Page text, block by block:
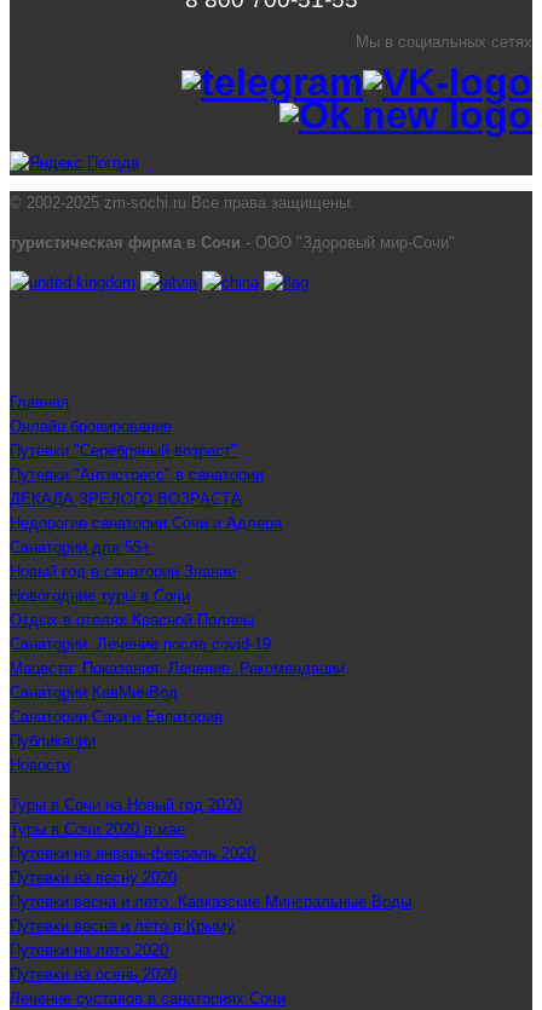
Мы в социальных сетях
© 2002-2025 zm-sochi.ru Все права защищены.
туристическая фирма в Сочи - ООО "Здоровый мир-Сочи"
Главная
Онлайн бронирование
Путевки "Серебряный возраст"
Путевки "Антистресс" в санатории
ДЕКАДА ЗРЕЛОГО ВОЗРАСТА
Недорогие санатории Сочи и Адлера
Санатории для 55+
Новый год в санатории Знание
Новогодние туры в Сочи
Отдых в отелях Красной Поляны
Санатории: Лечение после covid-19
Мацеста: Показания. Лечение. Рекомендации
Санатории КавМинВод
Санатории Саки и Евпатория
Публикации
Новости
Туры в Сочи на Новый год 2020
Туры в Сочи 2020 в мае
Путевки на январь-февраль 2020
Путевки на весну 2020
Путевки весна и лето. Кавказские Минеральные Воды
Путевки весна и лето в Крыму
Путевки на лето 2020
Путевки на осень 2020
Лечение суставов в санаториях Сочи